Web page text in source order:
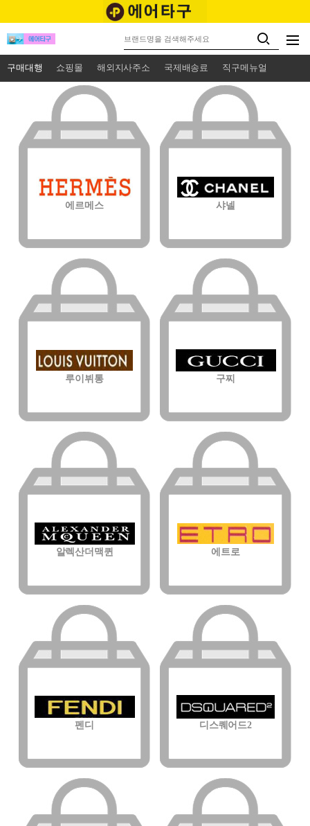
구매대행 쇼핑몰 해외지사주소 국제배송료 직구메뉴얼
에르메스 샤넬
루이뷔통 구찌
알렉산더맥퀸 에트로
펜디 디스퀘어드2